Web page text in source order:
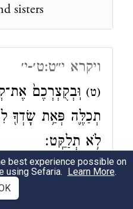
sisters
ויקרא י״ט:ט׳-י׳
(ט) וּֽבְקֻצְרְכֶם֙
תְכַלֶּ֛ה פְּאַ֥ת שָׂדְךָ֖
לֹ֥א תְלַקֵּֽט׃
(י)וְכַרְמְךָ֙ לֹ֣א
תְלַקֵּ֑ט לֶֽעָנִ֤י וְלַגֵּר֙
best experience possible on
using Sefaria. Learn More.